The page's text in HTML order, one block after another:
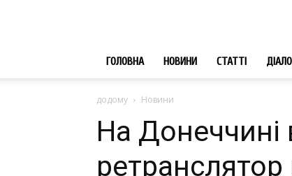
ГОЛОВНА НОВИНИ СТАТТІ
додому Новини
На Донеччині